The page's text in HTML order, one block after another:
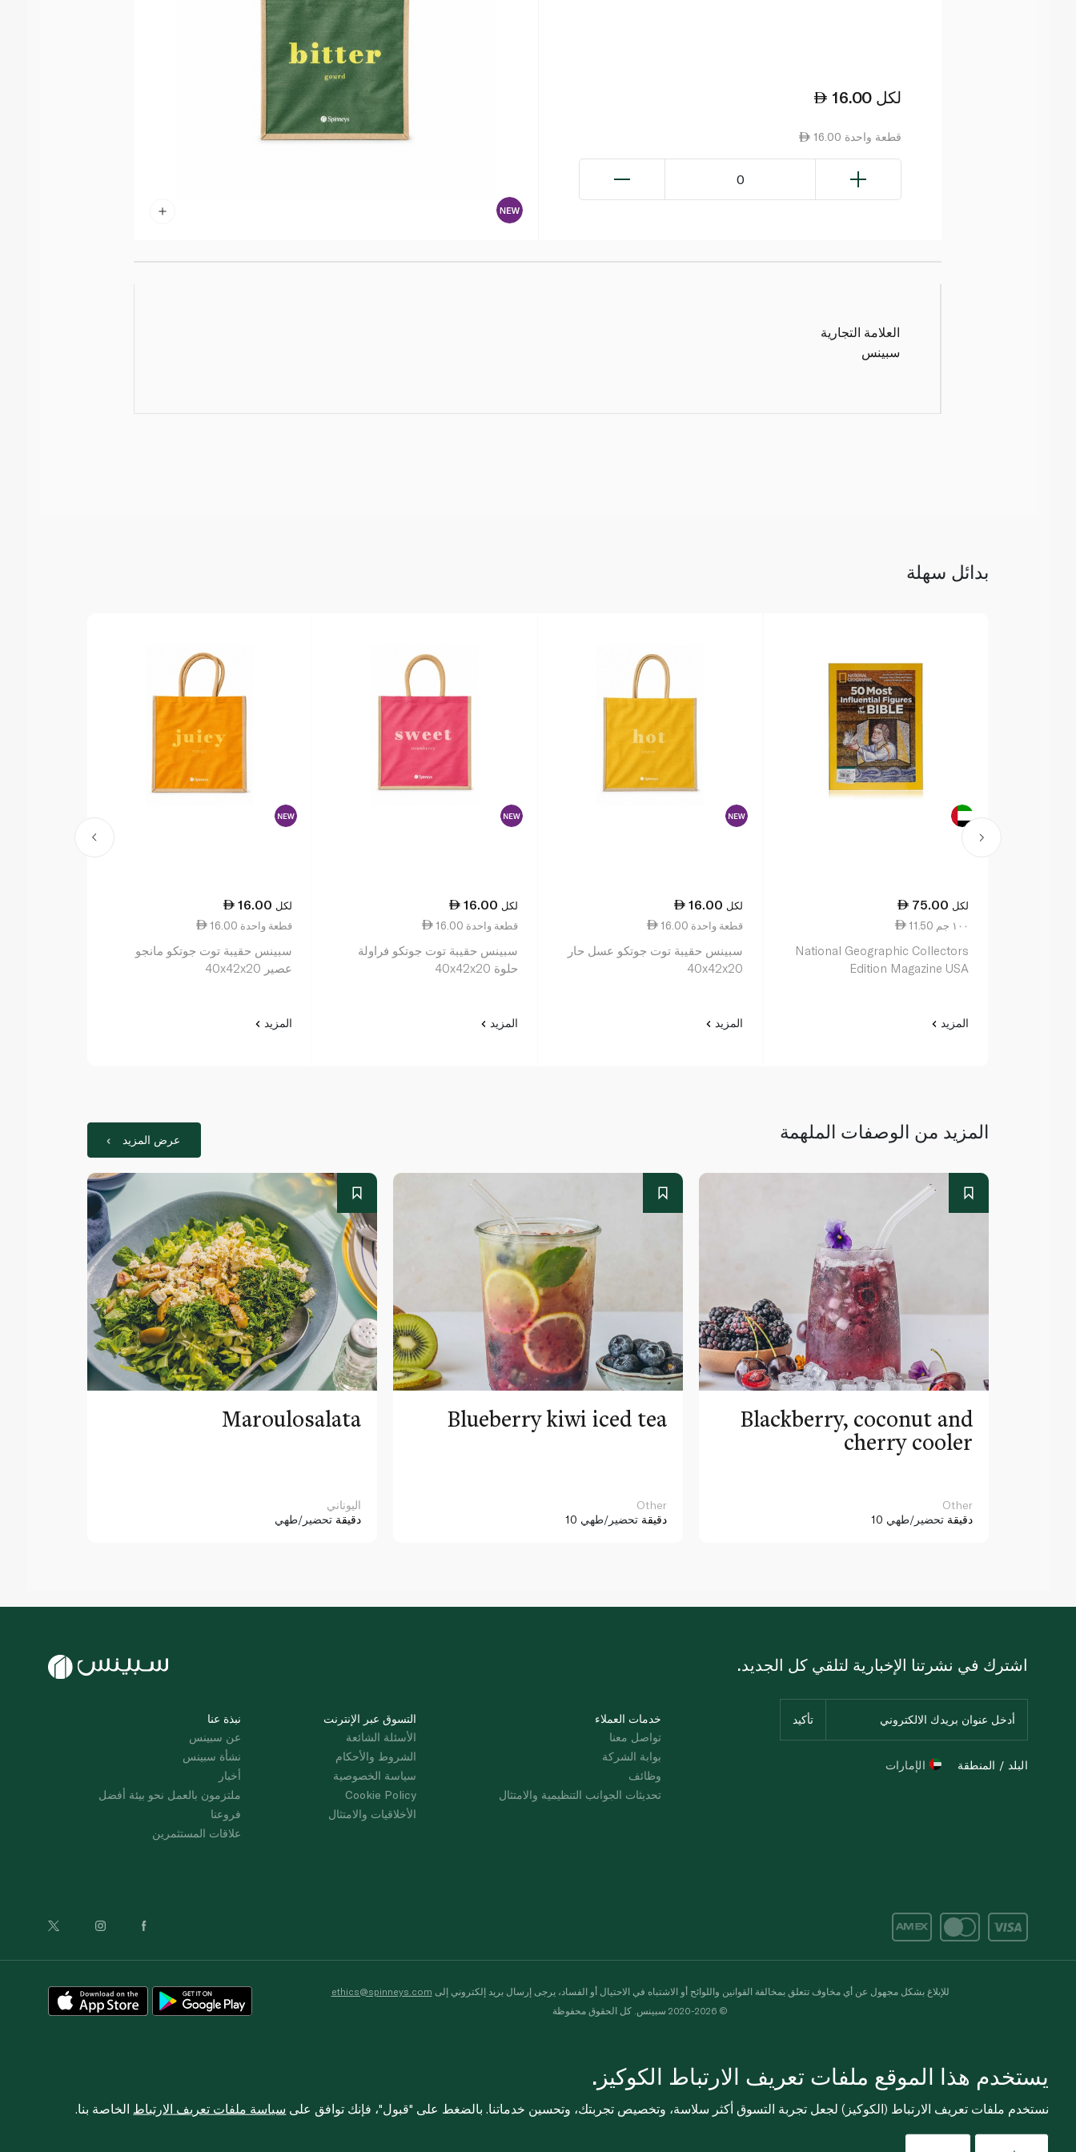
16.00 لكل
16.00 قطعة واحدة
0
العلامة التجارية
سبينس
بدائل سهلة
75.00 لكل
11.50 ١٠٠ جم
National Geographic Collectors
Edition Magazine USA
المزيد
16.00 لكل
16.00 قطعة واحدة
سبينس حقيبة توت جوتكو عسل حار
40x42x20
المزيد
16.00 لكل
16.00 قطعة واحدة
سبينس حقيبة توت جوتكو فراولة
حلوة 40x42x20
المزيد
16.00 لكل
16.00 قطعة واحدة
سبينس حقيبة توت جوتكو مانجو
عصير 40x42x20
المزيد
المزيد من الوصفات الملهمة عرض المزيد
Maroulosalata
اليوناني
دقيقة تحضير/طهي
Blueberry kiwi iced tea
Other
10 دقيقة تحضير/طهي
Blackberry, coconut and
cherry cooler
Other
10 دقيقة تحضير/طهي
نبذة عنا
عن سبينس
نشأة سبينس
أخبار
ملتزمون بالعمل نحو بيئة أفضل
فروعنا
علاقات المستثمرين
التسوق عبر الإنترنت
الأسئلة الشائعة
الشروط والأحكام
سياسة الخصوصية
Cookie Policy
الأخلاقيات والامتثال
خدمات العملاء
تواصل معنا
بوابة الشركة
وظائف
تحديثات الجوانب التنظيمية والامتثال
اشترك في نشرتنا الإخبارية لتلقي كل الجديد.
البلد / المنطقة الإمارات
للإبلاغ بشكل مجهول عن أي مخاوف تتعلق بمخالفة القوانين واللوائح أو الاشتباه في الاحتيال أو الفساد، يرجى إرسال بريد إلكتروني إلى ethics@spinneys.com
© 2020-2026 سبينس. كل الحقوق محفوظة
يستخدم هذا الموقع ملفات تعريف الارتباط الكوكيز.
نستخدم ملفات تعريف الارتباط (الكوكيز) لجعل تجربة التسوق أكثر سلاسة، وتخصيص تجربتك، وتحسين خدماتنا. بالضغط على "قبول"، فإنك توافق على سياسة ملفات تعريف الارتباط الخاصة بنا.